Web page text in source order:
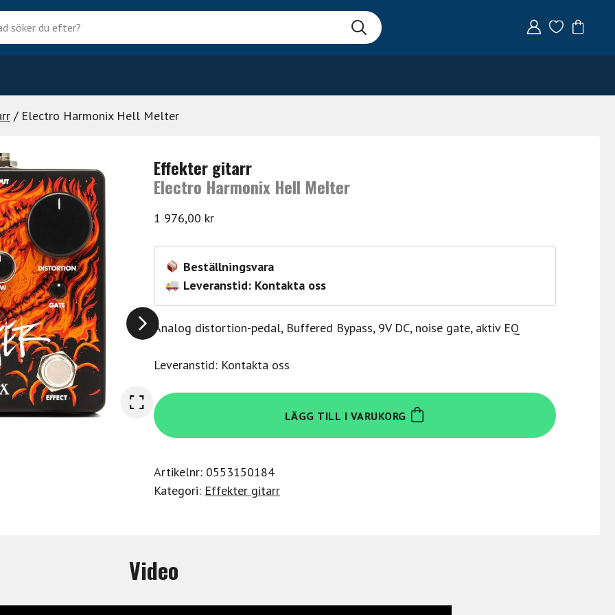
/ Electro Harmonix Hell Melter
Effekter gitarr
Electro Harmonix Hell Melter
1 976,00 kr
Beställningsvara
Leveranstid: Kontakta oss
Analog distortion-pedal, Buffered Bypass, 9V DC, noise gate, aktiv EQ
Leveranstid: Kontakta oss
Electro
Harmonix
Hell
mängd
LÄGG TILL I VARUKORG
Artikelnr: 0553150184
Kategori: Effekter gitarr
Video